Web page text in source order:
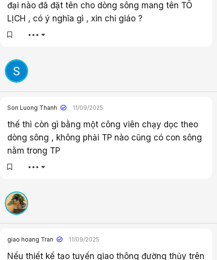
đại nào đã đặt tên cho dòng sông mang tên TÔ
LỊCH , có ý nghĩa gì , xin chỉ giáo ?
•••
Son Luong Thanh 11/09/2025
thế thì còn gì bằng một công viên chạy dọc theo
dòng sông , không phải TP nào cũng có con sông
nằm trong TP
•••
giao hoang Tran 11/09/2025
Nếu thiết kế tạo tuyến giao thông đường thủy trên